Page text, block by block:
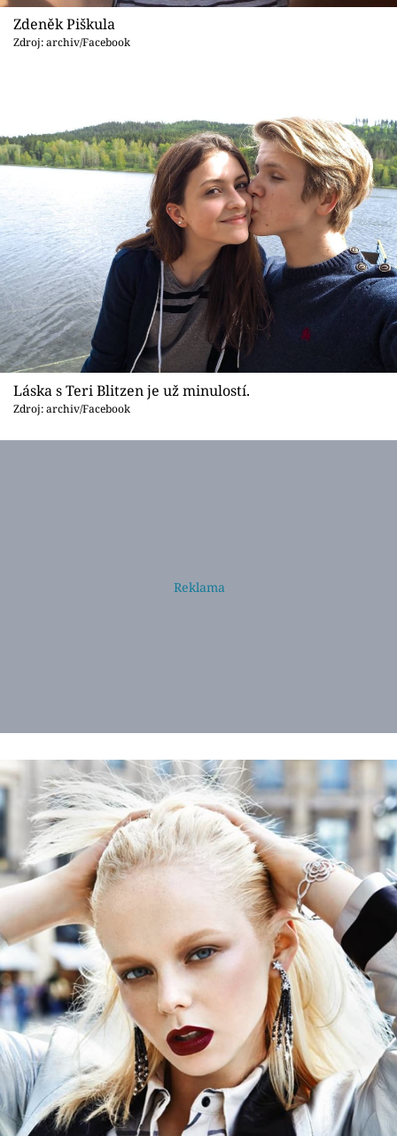
Videa
Přihlášení
Sledujte nás
Zdeněk Piškula
Zdroj: archiv/Facebook
Láska s Teri Blitzen je už minulostí.
Zdroj: archiv/Facebook